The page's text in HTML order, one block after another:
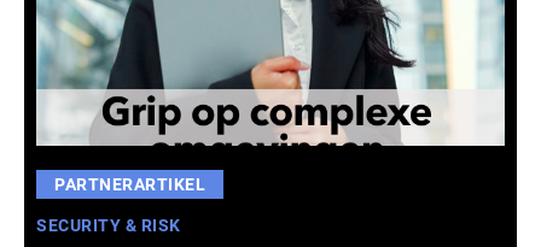
PARTNERARTIKEL
SECURITY & RISK